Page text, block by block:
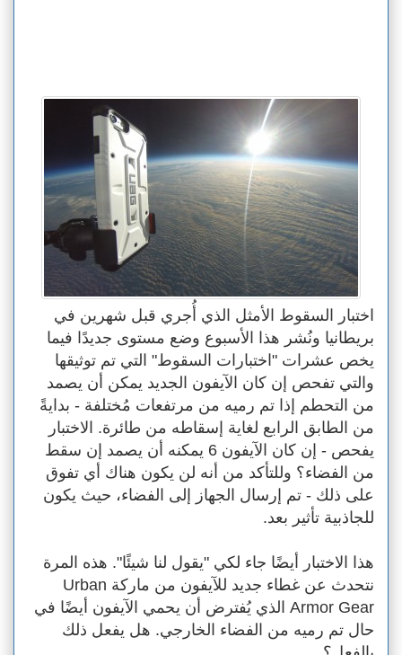
اختبار السقوط الأمثل الذي أُجري قبل شهرين في
بريطانيا ونُشر هذا الأسبوع وضع مستوى جديدًا فيما
يخص عشرات "اختبارات السقوط" التي تم توثيقها
والتي تفحص إن كان الآيفون الجديد يمكن أن يصمد
من التحطم إذا تم رميه من مرتفعات مُختلفة - بدايةً
من الطابق الرابع لغاية إسقاطه من طائرة. الاختبار
يفحص - إن كان الآيفون 6 يمكنه أن يصمد إن سقط
من الفضاء؟ وللتأكد من أنه لن يكون هناك أي تفوق
على ذلك - تم إرسال الجهاز إلى الفضاء، حيث يكون
للجاذبية تأثير بعد.
هذا الاختبار أيضًا جاء لكي "يقول لنا شيئًا". هذه المرة
نتحدث عن غطاء جديد للآيفون من ماركة Urban
Armor Gear الذي يُفترض أن يحمي الآيفون أيضًا في
حال تم رميه من الفضاء الخارجي. هل يفعل ذلك